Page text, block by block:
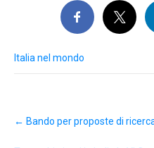
Italia nel mondo
navigation
← Bando per proposte di